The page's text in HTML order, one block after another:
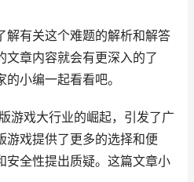
解有关这个难题的解析和解答
文章内容就会有更深入的了
小编一起看看吧。
游戏大行业的崛起，引发了广
游戏提供了更多的选择和便
安全性提出质疑。这篇文章小